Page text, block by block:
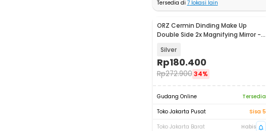
Tersedia di 7lokasi lain
ORZ Cermin Dinding Make Up
Double Side 2x Magnifying Mirror -
Silver
Rp180.400
Rp272.900 34%
Gudang Online
Tersedia
Toko Jakarta Pusat
Sisa 5
Toko Jakarta Barat
Habis